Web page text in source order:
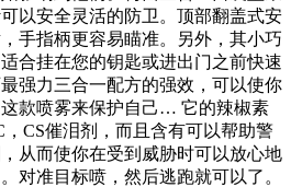
以安全灵活的防卫。顶部翻盖式安
手指柄更容易瞄准。另外，其小巧
合挂在您的钥匙或进出门之前快速
强力三合一配方的强效，可以使你
款喷雾来保护自己… 它的辣椒素
CS催泪剂，而且含有可以帮助警
从而使你在受到威胁时可以放心地
对准目标喷，然后逃跑就可以了。